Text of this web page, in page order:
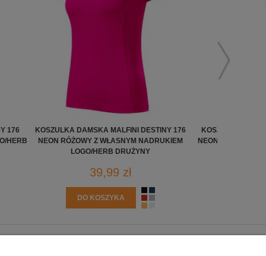
176
HERB
KOSZULKA DAMSKA MALFINI DESTINY 176
NEON RÓŻOWY Z WŁASNYM NADRUKIEM
LOGO/HERB DRUŻYNY
39,99 zł
DO KOSZYKA
KOSZULKA
NEON